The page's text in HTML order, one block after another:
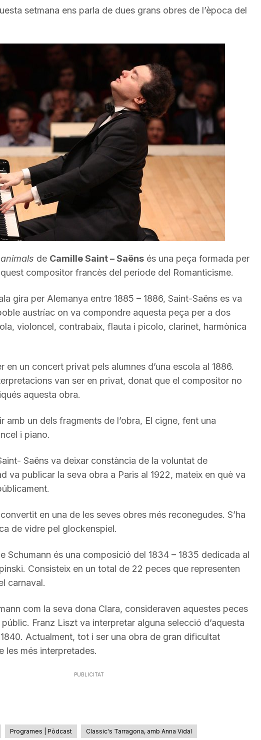
les
cap
per
a
incrementar
o
disminuir
setmana ens parla de dues grans obres de l’època del
de Camille Saint – Saënsés una peça formada per
compositor francès del període del Romanticisme.
gira per Alemanya entre 1885 – 1886, Saint-Saëns es va
austríac on va compondre aquesta peça per a dos
violoncel, contrabaix, flauta i picolo, clarinet, harmònica
en un concert privat pels alumnes d’una escola al 1886.
van ser en privat, donat que el compositor no
aquesta obra.
amb un dels fragments de l’obra, El cigne, fent una
i piano.
Saëns va deixar constància de la voluntat de
va publicar la seva obra a Paris al 1922, mateix en què va
en una de les seves obres més reconegudes. S’ha
de vidre pel glockenspiel.
Schumann és una composició del 1834 – 1835 dedicada al
Consisteix en un total de 22 peces que representen
carnaval.
com la seva dona Clara, consideraven aquestes peces
Franz Liszt va interpretar alguna selecció d’aquesta
Actualment, tot i ser una obra de gran dificultat
les més interpretades.
PUBLICITAT
Programes | Pòdcast Classic's Tarragona, amb Anna Vidal